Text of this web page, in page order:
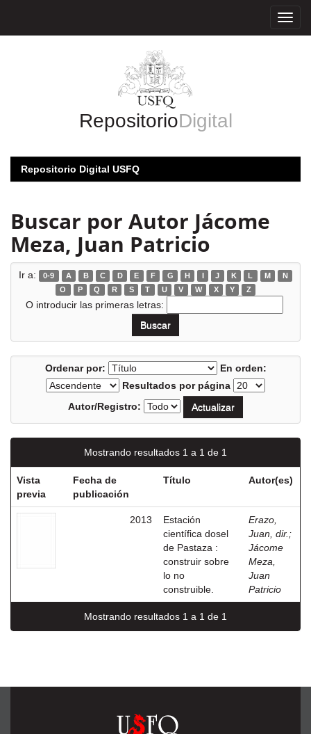
RepositorioDigital
Repositorio Digital USFQ
Buscar por Autor Jácome
Meza, Juan Patricio
Ir a: 0-9 A B C D E F G H I J K L M
N
O
P Q R S T U V W X Y Z
O introducir las primeras letras:
Ordenar por:
En orden:
Resultados por página
Autor/Registro:
Mostrando resultados 1 a 1 de 1
Vista
previa
Fecha de
publicación
Título Autor(es)
2013
Estación
científica dosel
de Pastaza :
construir sobre
lo no
construible.
Erazo,
Juan, dir. ;
Jácome
Meza,
Juan
Patricio
Mostrando resultados 1 a 1 de 1